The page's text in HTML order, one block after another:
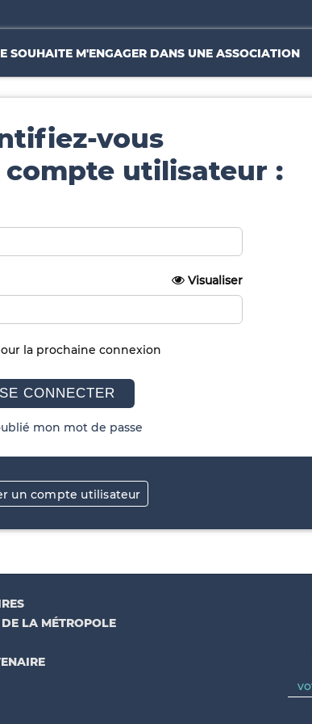
SOUHAITE M'ENGAGER DANS UNE ASSOCIATION
vous
compte utilisateur :
Visualiser
la prochaine connexion
SE CONNECTER
mon mot de passe
un compte utilisateur
LA MÉTROPOLE